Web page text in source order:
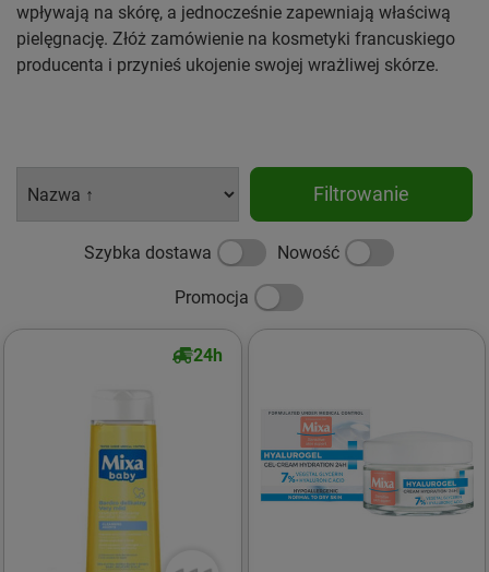
wpływają na skórę, a jednocześnie zapewniają właściwą
pielęgnację. Złóż zamówienie na kosmetyki francuskiego
producenta i przynieś ukojenie swojej wrażliwej skórze.
Filtrowanie
Szybka dostawa Nowość
Promocja
24h